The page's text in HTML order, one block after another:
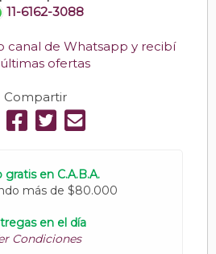
11-6162-3088
canal de Whatsapp y recibí
ofertas
Compartir
gratis en C.A.B.A.
más de $80.000
en el día
Condiciones